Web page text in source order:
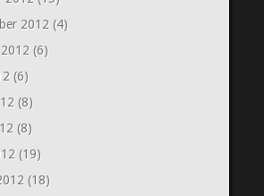
2012(4)
(6)
(6)
(8)
(8)
(19)
(18)